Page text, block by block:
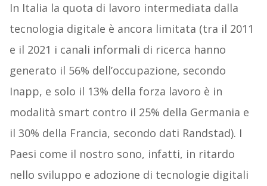
In Italia la quota di lavoro intermediata dalla
tecnologia digitale è ancora limitata (tra il 2011
e il 2021 i canali informali di ricerca hanno
generato il 56% dell’occupazione, secondo
Inapp, e solo il 13% della forza lavoro è in
modalità smart contro il 25% della Germania e
il 30% della Francia, secondo dati Randstad). I
Paesi come il nostro sono, infatti, in ritardo
nello sviluppo e adozione di tecnologie digitali